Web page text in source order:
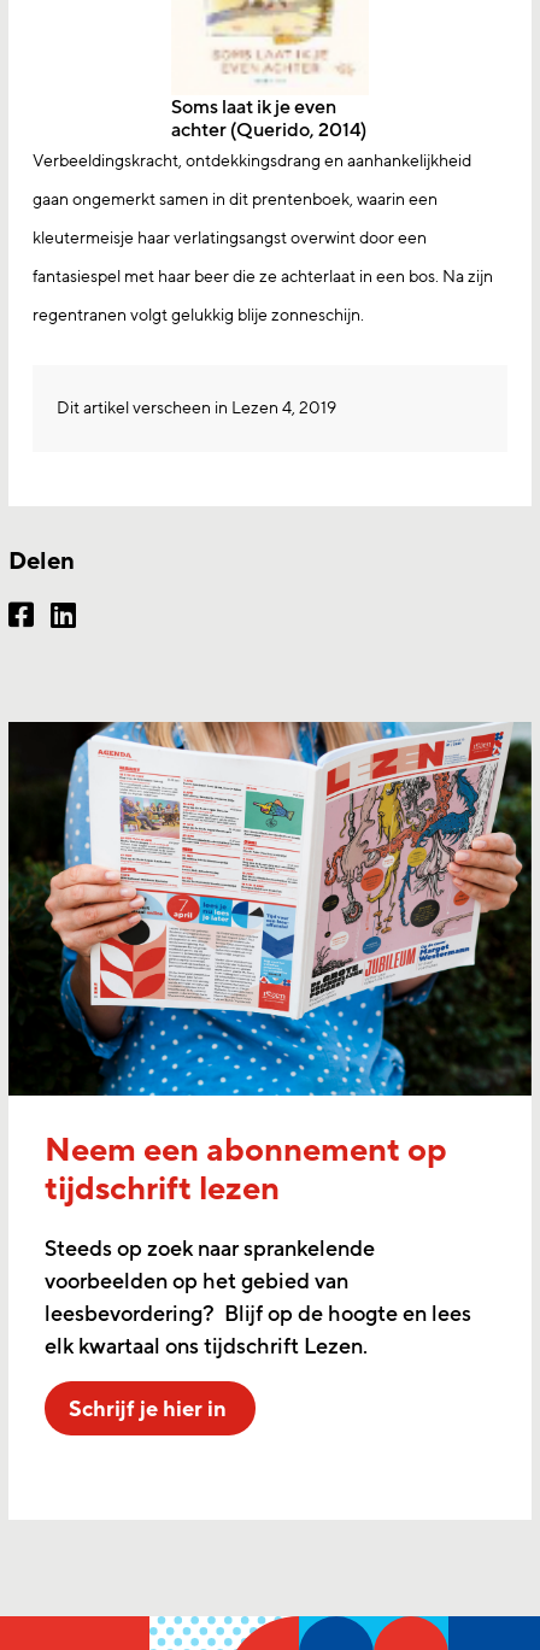
Soms laat ik je even
achter (Querido, 2014)
Verbeeldingskracht, ontdekkingsdrang en aanhankelijkheid
gaan ongemerkt samen in dit prentenboek, waarin een
kleutermeisje haar verlatingsangst overwint door een
fantasiespel met haar beer die ze achterlaat in een bos. Na zijn
regentranen volgt gelukkig blije zonneschijn.
Dit artikel verscheen in Lezen 4, 2019
Delen
Neem een abonnement op
tijdschrift lezen
Steeds op zoek naar sprankelende
voorbeelden op het gebied van
leesbevordering? Blijf op de hoogte en lees
elk kwartaal ons tijdschrift Lezen.
Schrijf je hier in